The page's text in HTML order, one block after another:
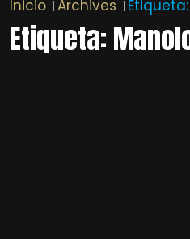
Inicio Archives Etiqueta:
Etiqueta: